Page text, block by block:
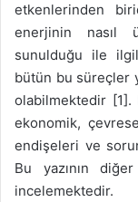
etkenlerinden
enerjinin nasıl
sunulduğu ile
bütün bu süreçler
olabilmektedir [1].
ekonomik,
endişeleri ve
Bu yazının
incelemektedir.